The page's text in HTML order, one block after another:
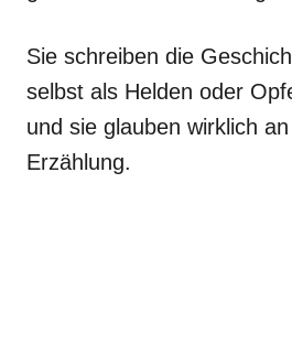
Sie schreiben die
selbst als Helden oder
und sie glauben wirklich
Erzählung.